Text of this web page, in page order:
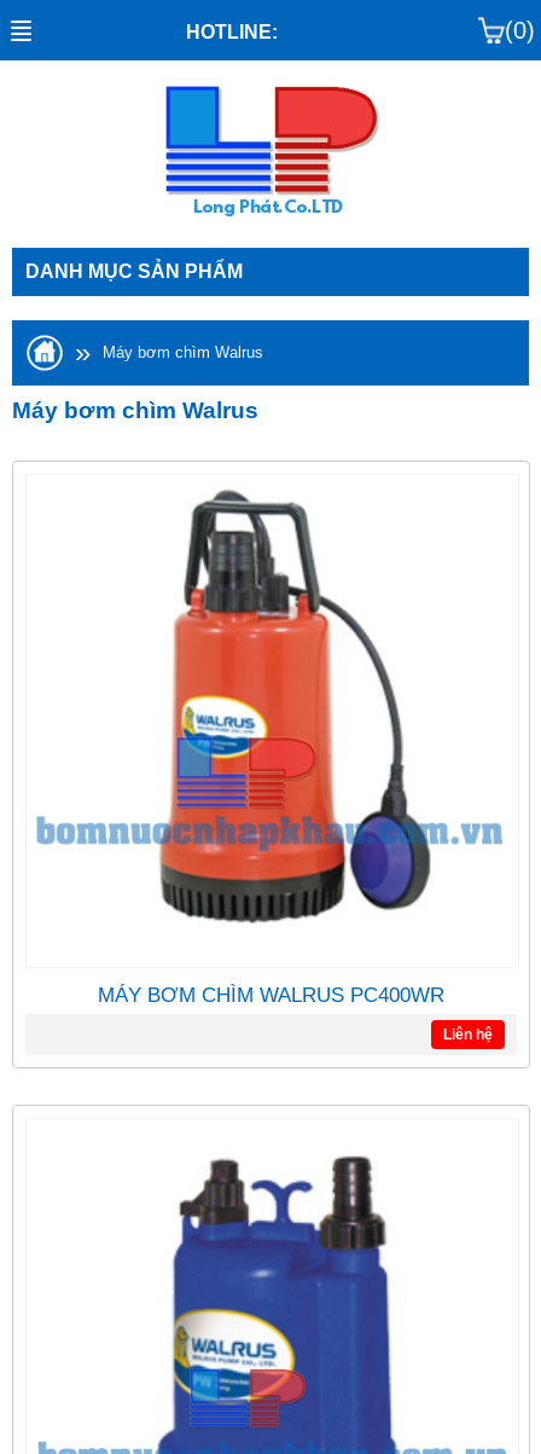
HOTLINE: (0)
DANH MỤC SẢN PHẨM
» Máy bơm chìm Walrus
Máy bơm chìm Walrus
MÁY BƠM CHÌM WALRUS PC400WR
Liên hệ